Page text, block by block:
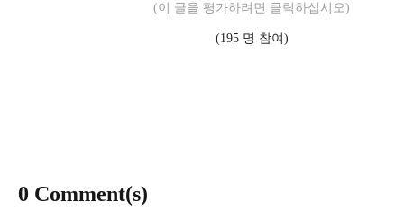
(이 글을 평가하려면 클릭하십시오)
(195명 참여)
0 Comment(s)